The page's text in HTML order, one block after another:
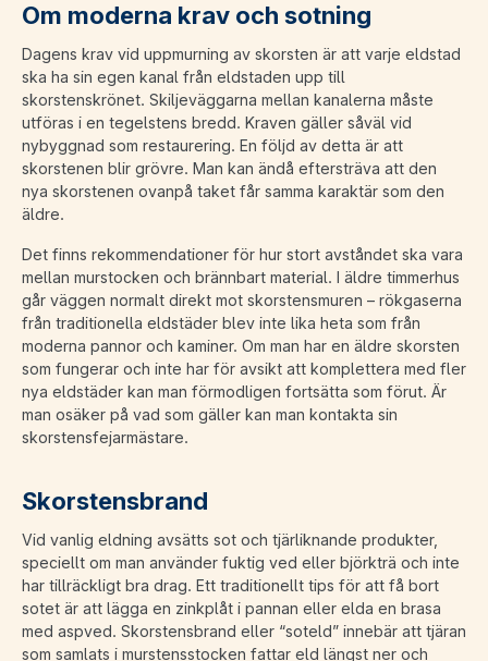
Om moderna krav och sotning
Dagens krav vid uppmurning av skorsten är att varje eldstad
ska ha sin egen kanal från eldstaden upp till
skorstenskrönet. Skiljeväggarna mellan kanalerna måste
utföras i en tegelstens bredd. Kraven gäller såväl vid
nybyggnad som restaurering. En följd av detta är att
skorstenen blir grövre. Man kan ändå eftersträva att den
nya skorstenen ovanpå taket får samma karaktär som den
äldre.
Det finns rekommendationer för hur stort avståndet ska vara
mellan murstocken och brännbart material. I äldre timmerhus
går väggen normalt direkt mot skorstensmuren – rökgaserna
från traditionella eldstäder blev inte lika heta som från
moderna pannor och kaminer. Om man har en äldre skorsten
som fungerar och inte har för avsikt att komplettera med fler
nya eldstäder kan man förmodligen fortsätta som förut. Är
man osäker på vad som gäller kan man kontakta sin
skorstensfejarmästare.
Skorstensbrand
Vid vanlig eldning avsätts sot och tjärliknande produkter,
speciellt om man använder fuktig ved eller björkträ och inte
har tillräckligt bra drag. Ett traditionellt tips för att få bort
sotet är att lägga en zinkplåt i pannan eller elda en brasa
med aspved. Skorstensbrand eller “soteld” innebär att tjäran
som samlats i murstensstocken fattar eld längst ner och